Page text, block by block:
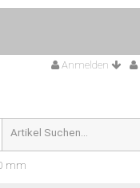
Anmelden
mm